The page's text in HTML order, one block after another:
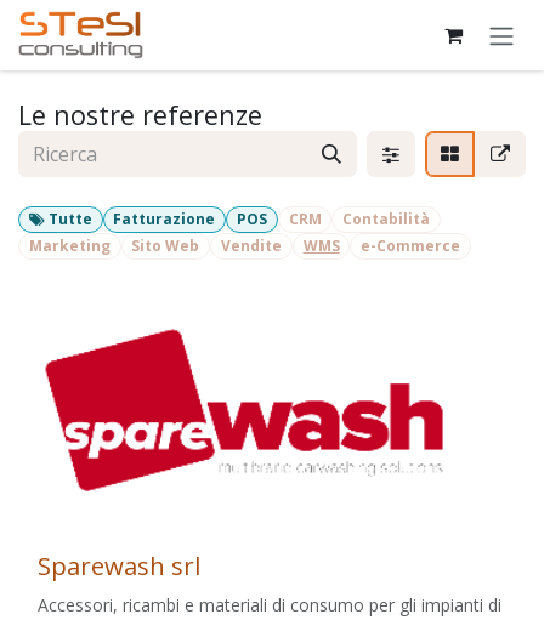
Passa al contenuto
Le nostre referenze
Tutte Fatturazione POS CRM
Contabilità
Marketing
Sito Web Vendite WMS e-Commerce
Sparewash srl
Accessori, ricambi e materiali di consumo per gli impianti di